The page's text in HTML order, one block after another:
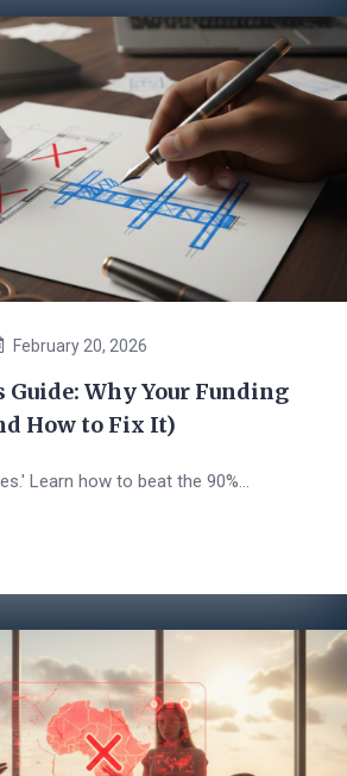
February 20, 2026
Guide: Why Your Funding
How to Fix It)
Learn how to beat the 90%...